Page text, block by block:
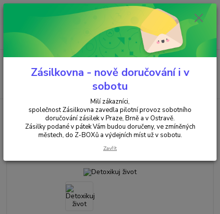
Minimální hodnota objednávky je 200 kč. Při nákupu nad 2000,- Kč je
požadována platba předem na účet.
Menu
+420 737 737 037
(Po-Pá, 9-18 hod.)
za
KNIHY & KARTY Detoxikuj život
Detoxikuj život
Zásilkovna - nově doručování i v
sobotu
Milí zákazníci,
společnost Zásilkovna zavedla pilotní provoz sobotního
doručování zásilek v Praze, Brně a v Ostravě.
Zásilky podané v pátek Vám budou doručeny, ve zmíněných
městech, do Z-BOXů a výdejních míst už v sobotu.
Zavřít